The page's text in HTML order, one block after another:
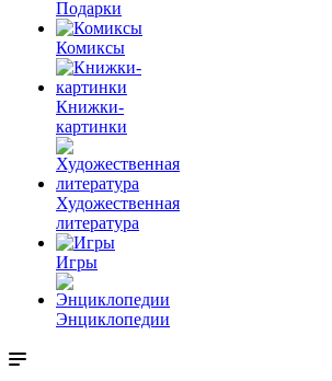
Подарки
Комиксы
Книжки-
картинки
Художественная
литература
Игры
Энциклопедии